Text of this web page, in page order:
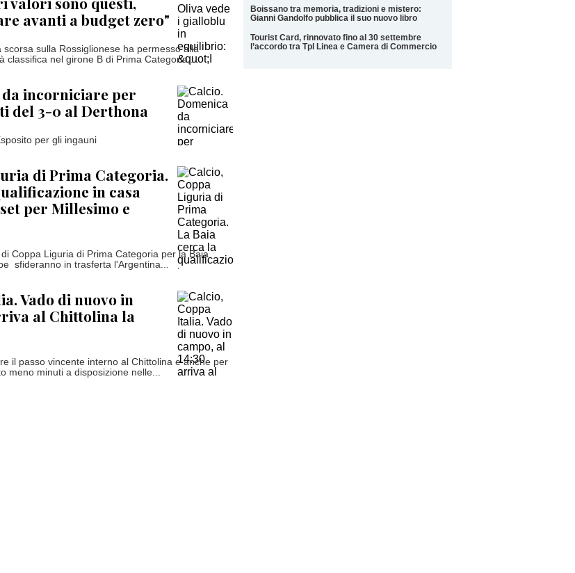
Boissano tra memoria, tradizioni e mistero:
Gianni Gandolfo pubblica il suo nuovo libro
Tourist Card, rinnovato fino al 30 settembre
l’accordo tra Tpl Linea e Camera di Commercio
avanti a budget zero"
scorsa sulla Rossiglionese ha permesso alla
classifica nel girone B di Prima Categoria,...
da incorniciare per
del 3-0 al Derthona
per gli ingauni
di Prima Categoria.
in casa
per Millesimo e
Coppa Liguria di Prima Categoria per la Baia
sfideranno in trasferta l'Argentina...
Vado di nuovo in
al Chittolina la
il passo vincente interno al Chittolina e anche per
meno minuti a disposizione nelle...